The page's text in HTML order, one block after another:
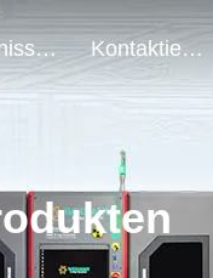
Ereignisse Kontaktieren Sie Uns